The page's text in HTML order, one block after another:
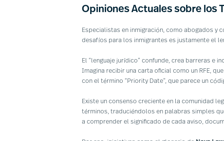
Opiniones Actuales sobre los
Especialistas en inmigración, como abogados y
desafíos para los inmigrantes es justamente el
El “lenguaje jurídico” confunde, crea barreras e
Imagina recibir una carta oficial como un RFE,
con el término “Priority Date”, que parece un
Existe un consenso creciente en la comunidad
términos, traduciéndolos en palabras simples
a comprender el significado de cada aviso,